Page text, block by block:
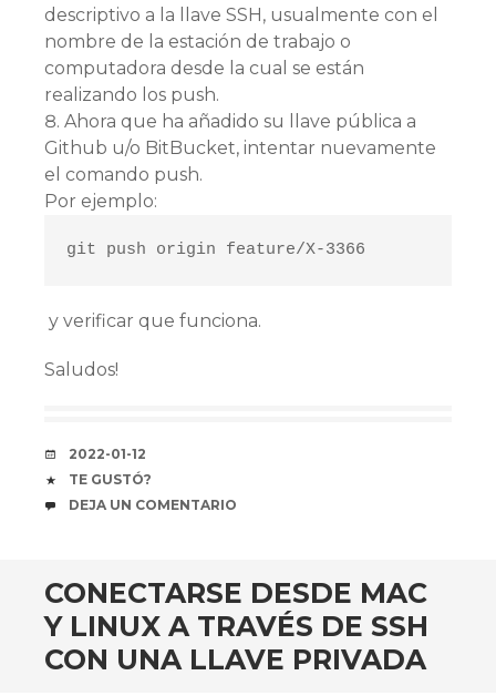
descriptivo a la llave SSH, usualmente con el
nombre de la estación de trabajo o
computadora desde la cual se están
realizando los push.
Ahora que ha añadido su llave pública a
Github u/o BitBucket, intentar nuevamente
el comando push.
Por ejemplo:
git push origin feature/X-3366
y verificar que funciona.
Saludos!
FECHA
2022-01-12
COFFEE
TE GUSTÓ?
COMENTARIOS
DEJA UN COMENTARIO
CONECTARSE DESDE MAC
Y LINUX A TRAVÉS DE SSH
CON UNA LLAVE PRIVADA